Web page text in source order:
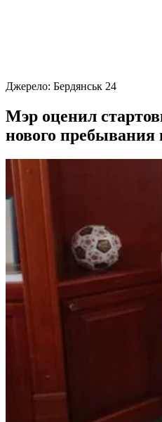
Джерело: Бердянськ 24
Мэр оценил
нового пребывания